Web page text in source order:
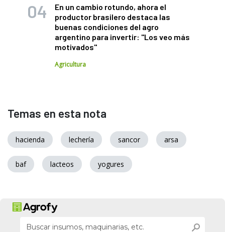
En un cambio rotundo, ahora el
productor brasilero destaca las
buenas condiciones del agro
argentino para invertir: "Los veo más
motivados"
Agricultura
Temas en esta nota
hacienda lechería sancor arsa
baf lacteos yogures